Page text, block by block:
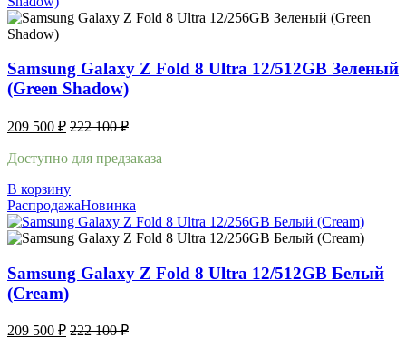
Samsung Galaxy Z Fold 8 Ultra 12/512GB Зеленый
(Green Shadow)
209 500 ₽ 222 100₽
Доступно для предзаказа
В корзину
РаспродажаНовинка
Samsung Galaxy Z Fold 8 Ultra 12/512GB Белый
(Cream)
209 500 ₽ 222 100₽